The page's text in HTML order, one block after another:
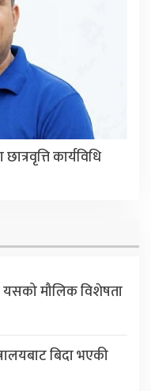
कार्यविधि
मौलिक विशेषता
बिदा भएकी